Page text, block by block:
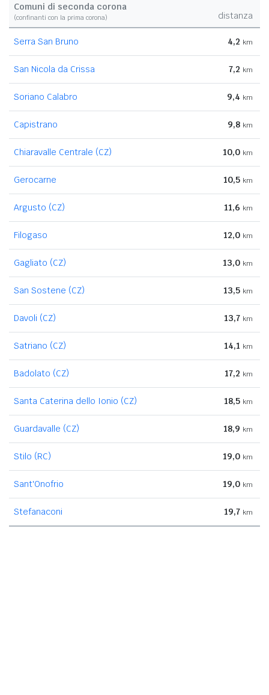
Comuni di seconda corona
(confinanti con la prima corona) distanza
Serra San Bruno 4,2 km
San Nicola da Crissa 7,2 km
Soriano Calabro 9,4 km
Capistrano 9,8 km
Chiaravalle Centrale (CZ) 10,0 km
Gerocarne 10,5 km
Argusto (CZ) 11,6 km
Filogaso 12,0 km
Gagliato (CZ) 13,0 km
San Sostene (CZ) 13,5 km
Davoli (CZ) 13,7 km
Satriano (CZ) 14,1 km
Badolato (CZ) 17,2 km
Santa Caterina dello Ionio (CZ) 18,5 km
Guardavalle (CZ) 18,9 km
Stilo (RC) 19,0 km
Sant'Onofrio 19,0 km
Stefanaconi 19,7 km